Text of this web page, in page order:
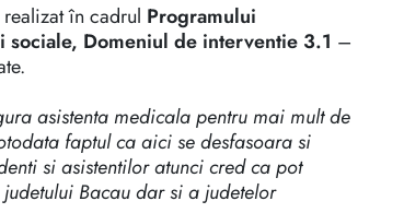
în cadrul Programului
Domeniul de interventie 3.1 –
asistenta medicala pentru mai mult de
faptul ca aici se desfasoara si
si asistentilor atunci cred ca pot
Bacau dar si a judetelor